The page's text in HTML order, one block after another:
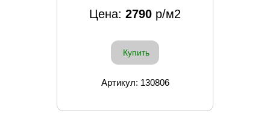
Цена: 2790 р/м2
Купить
Артикул: 130806